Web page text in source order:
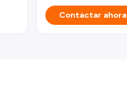
Contactar ahora